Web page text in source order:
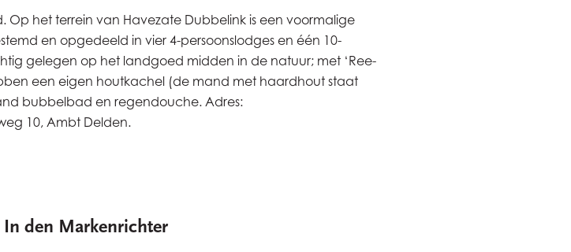
Op het terrein van Havezate Dubbelink is een voormalige
en opgedeeld in vier 4-persoonslodges en één 10-
gelegen op het landgoed midden in de natuur; met ‘Ree-
een eigen houtkachel (de mand met haardhout staat
bubbelbad en regendouche. Adres:
10, Ambt Delden.
In den Markenrichter